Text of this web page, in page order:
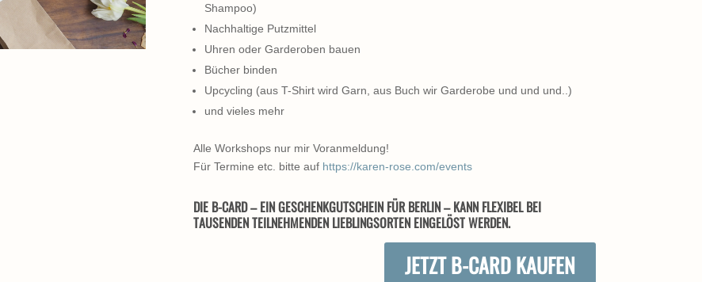
Shampoo)
Nachhaltige Putzmittel
Uhren oder Garderoben bauen
Bücher binden
Upcycling (aus T-Shirt wird Garn, aus Buch wir Garderobe und und und..)
und vieles mehr
Alle Workshops nur mir Voranmeldung!
Für Termine etc. bitte auf https://karen-rose.com/events
DIE B-CARD – EIN GESCHENKGUTSCHEIN FÜR BERLIN – KANN FLEXIBEL BEI
TAUSENDEN TEILNEHMENDEN LIEBLINGSORTEN EINGELÖST WERDEN.
JETZT B-CARD KAUFEN